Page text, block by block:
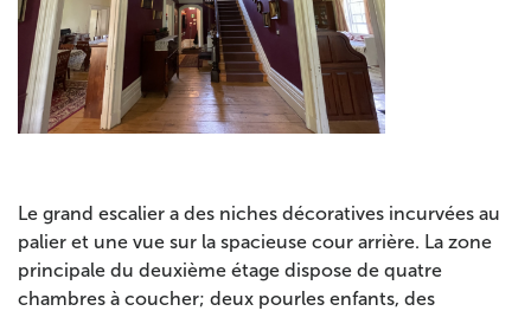
Le grand escalier a des niches décoratives incurvées au
palier et une vue sur la spacieuse cour arrière. La zone
principale du deuxième étage dispose de quatre
chambres à coucher; deux pourles enfants, des